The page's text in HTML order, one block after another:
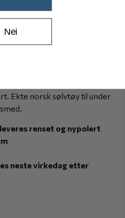
Ekte norsk sølvtøy til under
renset og nypolert
neste virkedag etter
Nei